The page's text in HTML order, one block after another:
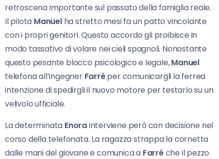
retroscena importante sul passato della famiglia reale.
Il pilota Manuelha stretto mesi fa un patto vincolante
con i propri genitori. Questo accordo gli proibisce in
modo tassativo di volare nei cieli spagnoli. Nonostante
questo pesante blocco psicologico e legale,Manuel
telefona all’ingegner Farréper comunicargli la ferrea
intenzione di spedirgli il nuovo motore per testarlo su un
velivolo ufficiale.
La determinata Enorainterviene però con decisione nel
corso della telefonata. La ragazza strappa la cornetta
dalle mani del giovane e comunica a Farréche il pezzo